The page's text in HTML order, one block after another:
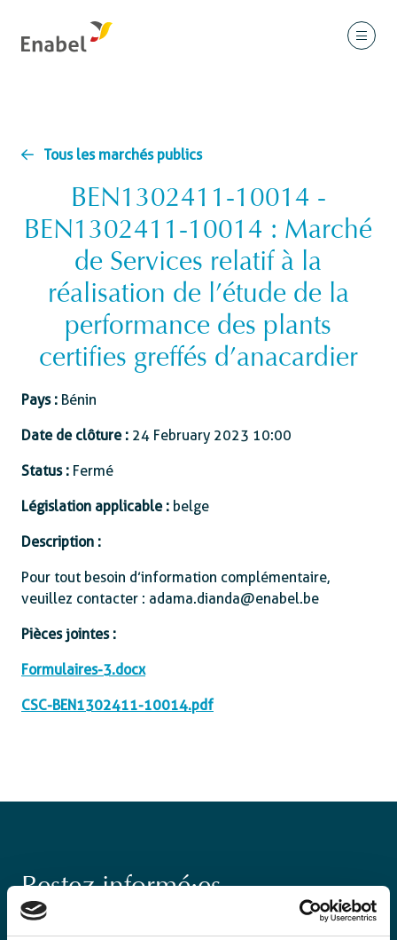
Tous les marchés publics
BEN1302411-10014 -
BEN1302411-10014 : Marché
de Services relatif à la
réalisation de l’étude de la
performance des plants
certifies greffés d’anacardier
Pays : Bénin
Date de clôture : 24 February 2023 10:00
Status : Fermé
Législation applicable : belge
Description :
Pour tout besoin d’information complémentaire,
veuillez contacter : adama.dianda@enabel.be
Pièces jointes :
Formulaires-3.docx
CSC-BEN1302411-10014.pdf
Restez informé·es